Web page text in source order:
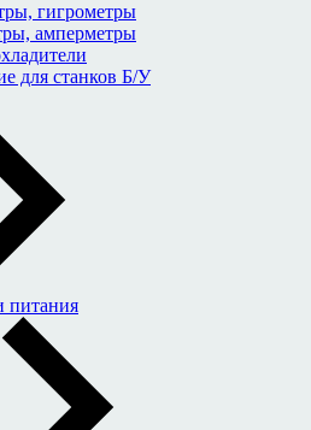
гигрометры
амперметры
для станков Б/У